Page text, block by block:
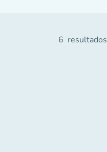
6 resultados